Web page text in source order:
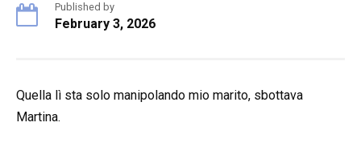
Published by
February 3, 2026
Quella lì sta solo manipolando mio marito, sbottava
Martina.